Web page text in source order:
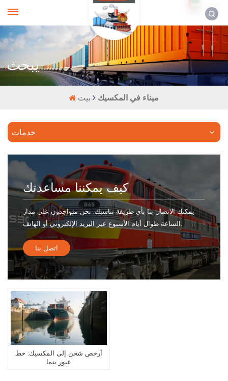
يبحث
ميناء في المكسيك
خدمات
كيف يمكننا مساعدتك
يمكنك الاتصال بنا بأي طريقة تناسبك. نحن متواجدون على مدار
الساعة طوال أيام الأسبوع عبر البريد الإلكتروني أو الهاتف.
اتصل بنا
أرخص شحن إلى المكسيك: خط
عبور بنما